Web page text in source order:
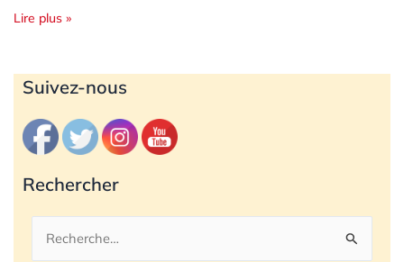
Lire plus »
Suivez-nous
Rechercher
Rechercher :
Archives